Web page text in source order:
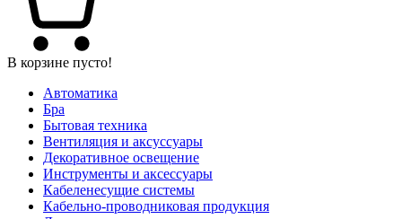
В корзине пусто!
Автоматика
Бра
Бытовая техника
Вентиляция и аксуссуары
Декоративное освещение
Инструменты и аксессуары
Кабеленесущие системы
Кабельно-проводниковая продукция